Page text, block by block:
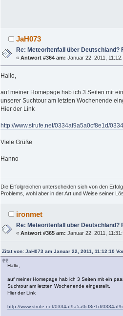
JaH073
Re: Meteoritenfall über Deutschland?
«Antwort #364 am: Januar 22, 2011,
Hallo,
auf meiner Homepage hab ich 3 Seiten mit
unserer Suchtour am letzten Wochenende
Hier der Link
http://www.strufe.net/0334af9a5a0cf8e1d/
Viele Grüße
Hanno
Die Erfolgreichen unterscheiden sich von den
Problems, wohl aber in der Art und Weise seiner
ironmet
Re: Meteoritenfall über Deutschland?
«Antwort #365 am: Januar 22, 2011,
Zitat von: JaH073 am Januar 22, 2011, 11:12:10
Hallo,
auf meiner Homepage hab ich 3 Seiten mit ein
Suchtour am letzten Wochenende eingestellt.
Hier der Link
http://www.strufe.net/0334af9a5a0cf8e1d/